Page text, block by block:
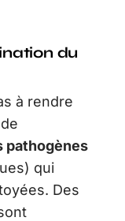
du
à rendre
pathogènes
qui
Des